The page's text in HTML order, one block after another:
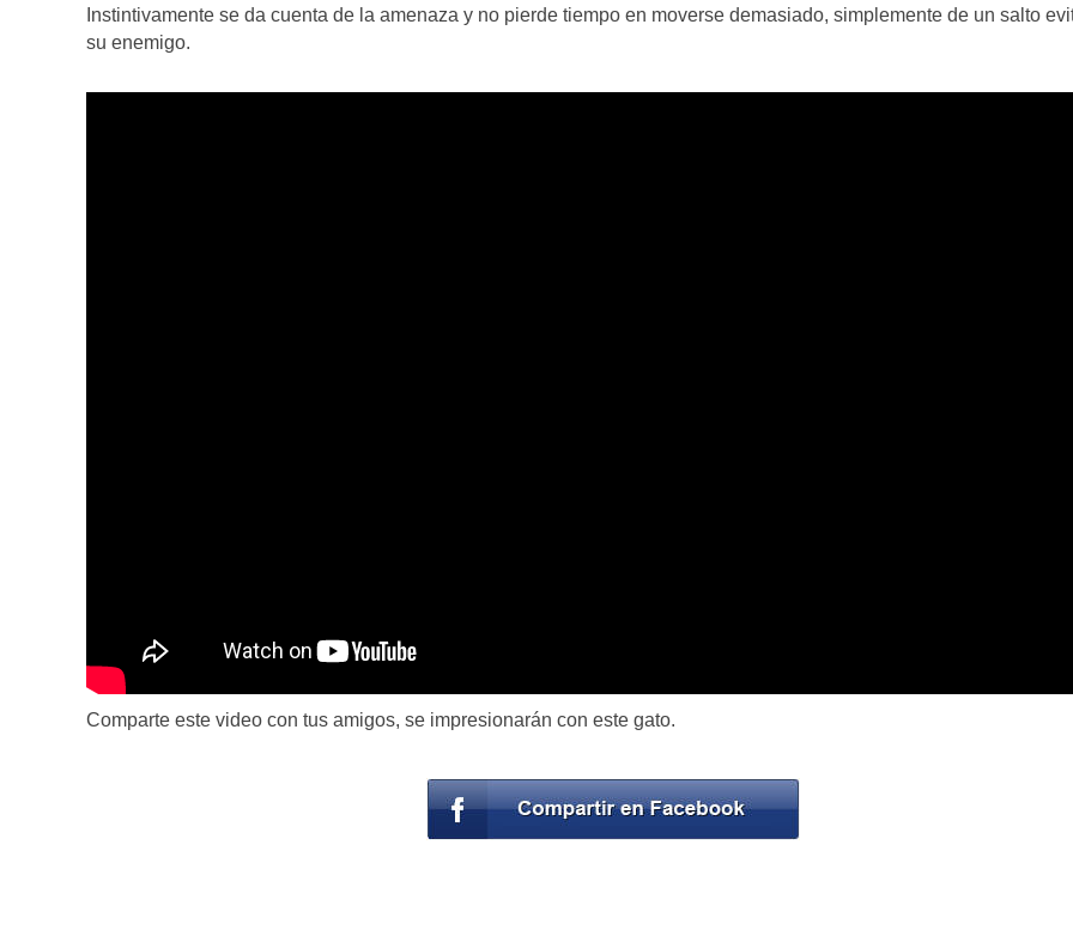
Instintivamente se da cuenta de la amenaza y no pierde tiempo en moverse demasiado, simplemente de un salto
su enemigo.
Comparte este video con tus amigos, se impresionarán con este gato.